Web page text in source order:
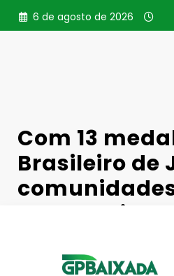
Pular
para
6 de agosto de 2026
Com 13
Brasileiro de